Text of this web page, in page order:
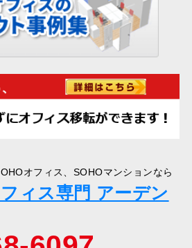
オフィス、SOHOマンションなら
ィス専門 アーデン